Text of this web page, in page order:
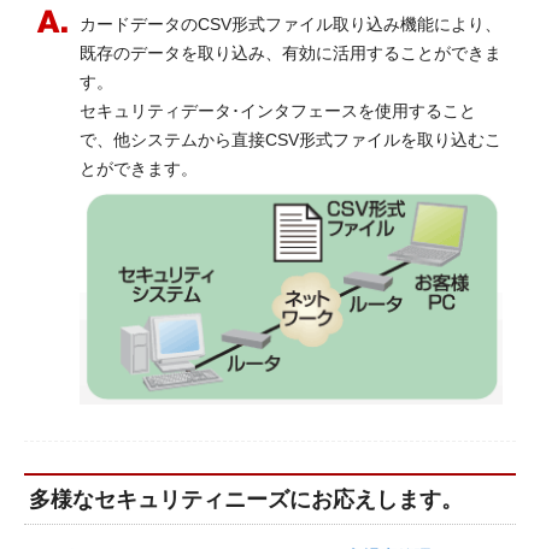
カードデータのCSV形式ファイル取り込み機能により、
既存のデータを取り込み、有効に活用することができま
す。
セキュリティデータ･インタフェースを使用すること
で、他システムから直接CSV形式ファイルを取り込むこ
とができます。
多様なセキュリティニーズにお応えします。